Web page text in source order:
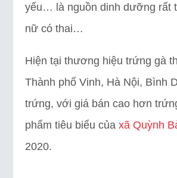
yếu… là nguồn dinh dưỡng rất
nữ có thai…
Hiện tại thương hiệu trứng gà
Thành phố Vinh, Hà Nội, Bình
trứng, với giá bán cao hơn
phẩm tiêu biểu của xã Quỳnh
2020.